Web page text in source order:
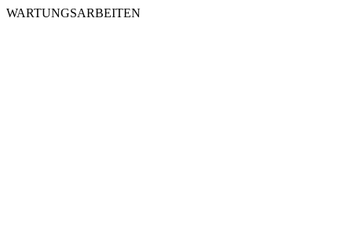
WARTUNGSARBEITEN